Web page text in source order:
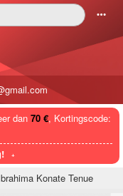
󰄒
dan 70 €, Kortingscode:
Konate Tenue